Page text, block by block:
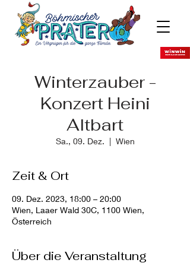
Winterzauber -
Konzert Heini
Altbart
Sa., 09. Dez.
  |
Wien
Zeit & Ort
09. Dez. 2023, 18:00 – 20:00
Wien, Laaer Wald 30C, 1100 Wien,
Österreich
Über die Veranstaltung